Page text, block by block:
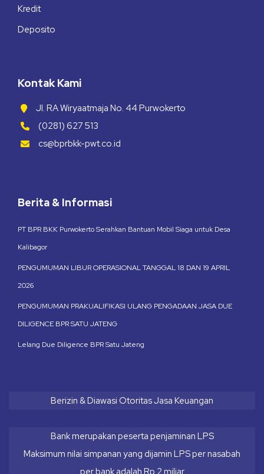
Kredit
Deposito
Kontak Kami
Jl. RA Wiryaatmaja No. 44 Purwokerto
(0281) 627 513
cs@bprbkk-pwt.co.id
Berita & Informasi
PT BPR BKK Purwokerto Serahkan Bantuan Mobil Siaga untuk Desa
Kalibagor
PENGUMUMAN LIBUR OPERASIONAL TANGGAL 18 DAN 19 APRIL
2026
PENGUMUMAN PRAKUALIFIKASI ULANG PENGADAAN JASA DUE
DILIGENCE BPR SATU JATENG
Lelang Due Diligence BPR Satu Jateng
Berizin & Diawasi Otoritas Jasa Keuangan
Bank merupakan peserta penjaminan LPS
Maksimum nilai simpanan yang dijamin LPS per nasabah
per bank adalah Rp 2 miliar